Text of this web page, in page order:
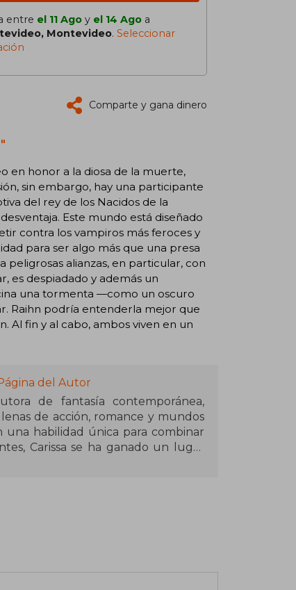
entre el 11 Ago y el 14 Ago a
Montevideo. Seleccionar
Comparte y gana dinero
en honor a la diosa de la muerte,
sin embargo, hay una participante
del rey de los Nacidos de la
Este mundo está diseñado
contra los vampiros más feroces y
para ser algo más que una presa
alianzas, en particular, con
es despiadado y además un
una tormenta —como un oscuro
Raihn podría entenderla mejor que
Al fin y al cabo, ambos viven en un
del Autor
de fantasía contemporánea,
de acción, romance y mundos
una habilidad única para combinar
Carissa se ha ganado un lugar